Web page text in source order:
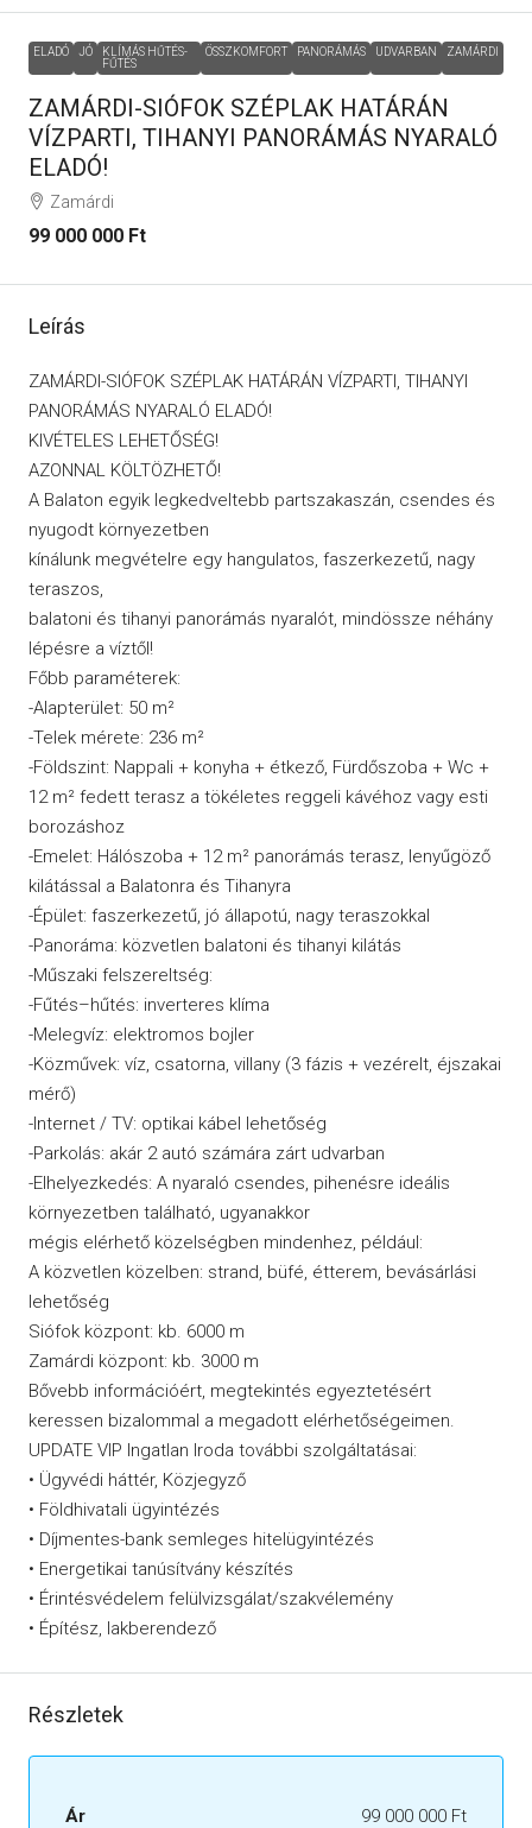
ELADÓ JÓ
KLÍMÁS HŰTÉS-
FŰTÉS
ÖSSZKOMFORT PANORÁMÁS UDVARBAN ZAMÁRDI
ZAMÁRDI-SIÓFOK SZÉPLAK HATÁRÁN
VÍZPARTI, TIHANYI PANORÁMÁS NYARALÓ
ELADÓ!
Zamárdi
99 000 000 Ft
Leírás
ZAMÁRDI-SIÓFOK SZÉPLAK HATÁRÁN VÍZPARTI, TIHANYI
PANORÁMÁS NYARALÓ ELADÓ!
KIVÉTELES LEHETŐSÉG!
AZONNAL KÖLTÖZHETŐ!
A Balaton egyik legkedveltebb partszakaszán, csendes és
nyugodt környezetben
kínálunk megvételre egy hangulatos, faszerkezetű, nagy
teraszos,
balatoni és tihanyi panorámás nyaralót, mindössze néhány
lépésre a víztől!
Főbb paraméterek:
-Alapterület: 50 m²
-Telek mérete: 236 m²
-Földszint: Nappali + konyha + étkező, Fürdőszoba + Wc +
12 m² fedett terasz a tökéletes reggeli kávéhoz vagy esti
borozáshoz
-Emelet: Hálószoba + 12 m² panorámás terasz, lenyűgöző
kilátással a Balatonra és Tihanyra
-Épület: faszerkezetű, jó állapotú, nagy teraszokkal
-Panoráma: közvetlen balatoni és tihanyi kilátás
-Műszaki felszereltség:
-Fűtés–hűtés: inverteres klíma
-Melegvíz: elektromos bojler
-Közművek: víz, csatorna, villany (3 fázis + vezérelt, éjszakai
mérő)
-Internet / TV: optikai kábel lehetőség
-Parkolás: akár 2 autó számára zárt udvarban
-Elhelyezkedés: A nyaraló csendes, pihenésre ideális
környezetben található, ugyanakkor
mégis elérhető közelségben mindenhez, például:
A közvetlen közelben: strand, büfé, étterem, bevásárlási
lehetőség
Siófok központ: kb. 6000 m
Zamárdi központ: kb. 3000 m
Bővebb információért, megtekintés egyeztetésért
keressen bizalommal a megadott elérhetőségeimen.
UPDATE VIP Ingatlan Iroda további szolgáltatásai:
• Ügyvédi háttér, Közjegyző
• Földhivatali ügyintézés
• Díjmentes-bank semleges hitelügyintézés
• Energetikai tanúsítvány készítés
• Érintésvédelem felülvizsgálat/szakvélemény
• Építész, lakberendező
Részletek
Ár 99 000 000 Ft